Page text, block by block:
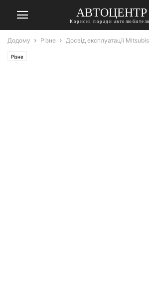
АВТОЦЕНТР
Корисні поради
Додому Різне Досвід експлуатації
Різне